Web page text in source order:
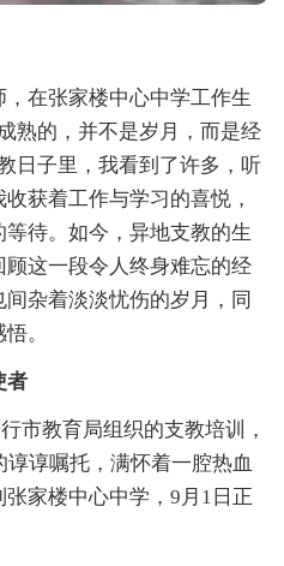
在张家楼中心中学工作生
熟的，并不是岁月，而是经
日子里，我看到了许多，听
获着工作与学习的喜悦，
待。如今，异地支教的生
这一段令人终身难忘的经
杂着淡淡忧伤的岁月，同
。
者
教育局组织的支教培训，
谆嘱托，满怀着一腔热血
家楼中心中学，9月1日正